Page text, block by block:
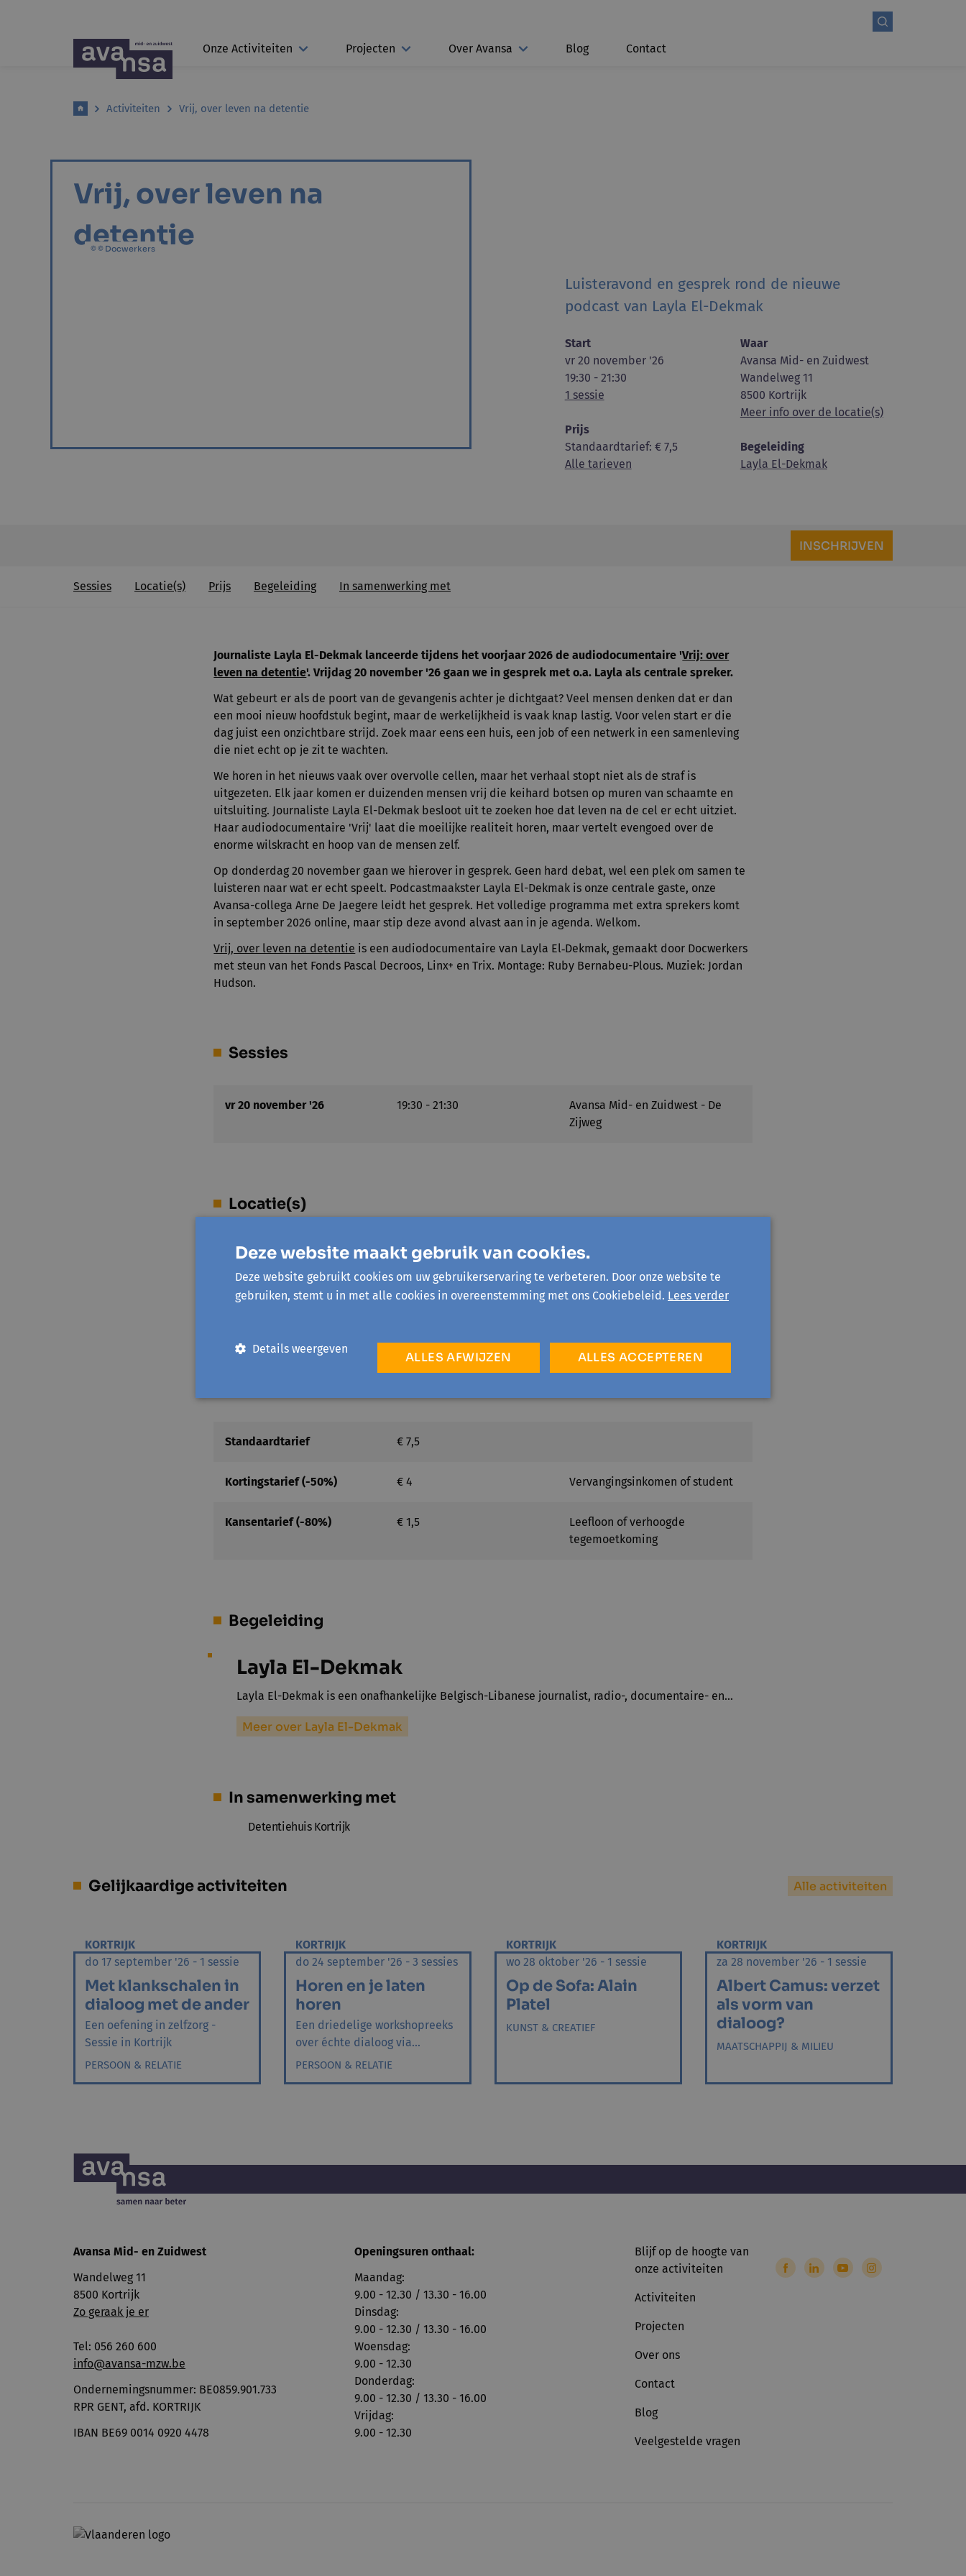
Onze Activiteiten Projecten Over Avansa Blog Contact
Activiteiten Vrij, over leven na detentie
Vrij, over leven na
detentie
© © Docwerkers
Luisteravond en gesprek rond de nieuwe
podcast van Layla El-Dekmak
Start
vr 20 november '26
19:30 - 21:30
1 sessie
Prijs
Standaardtarief: € 7,5
Alle tarieven
Waar
Avansa Mid- en Zuidwest
Wandelweg 11
8500 Kortrijk
Meer info over de locatie(s)
Begeleiding
Layla El-Dekmak
INSCHRIJVEN
Sessies Locatie(s) Prijs Begeleiding In samenwerking met
Journaliste Layla El-Dekmak lanceerde tijdens het voorjaar 2026 de audiodocumentaire 'Vrij: over
leven na detentie'. Vrijdag 20 november '26 gaan we in gesprek met o.a. Layla als centrale spreker.
Wat gebeurt er als de poort van de gevangenis achter je dichtgaat? Veel mensen denken dat er dan
een mooi nieuw hoofdstuk begint, maar de werkelijkheid is vaak knap lastig. Voor velen start er die
dag juist een onzichtbare strijd. Zoek maar eens een huis, een job of een netwerk in een samenleving
die niet echt op je zit te wachten.
We horen in het nieuws vaak over overvolle cellen, maar het verhaal stopt niet als de straf is
uitgezeten. Elk jaar komen er duizenden mensen vrij die keihard botsen op muren van schaamte en
uitsluiting. Journaliste Layla El-Dekmak besloot uit te zoeken hoe dat leven na de cel er echt uitziet.
Haar audiodocumentaire 'Vrij' laat die moeilijke realiteit horen, maar vertelt evengoed over de
enorme wilskracht en hoop van de mensen zelf.
Op donderdag 20 november gaan we hierover in gesprek. Geen hard debat, wel een plek om samen te
luisteren naar wat er echt speelt. Podcastmaakster Layla El-Dekmak is onze centrale gaste, onze
Avansa-collega Arne De Jaegere leidt het gesprek. Het volledige programma met extra sprekers komt
in september 2026 online, maar stip deze avond alvast aan in je agenda. Welkom.
Vrij, over leven na detentie is een audiodocumentaire van Layla El‑Dekmak, gemaakt door Docwerkers
met steun van het Fonds Pascal Decroos, Linx+ en Trix. Montage: Ruby Bernabeu-Plous. Muziek: Jordan
Hudson.
Sessies
vr 20 november '26 19:30 - 21:30
Avansa Mid- en Zuidwest - De
Zijweg
Locatie(s)
Avansa Mid- en Zuidwest
Wandelweg 11
8500 Kortrijk
Standaardtarief € 7,5
Kortingstarief (-50%) € 4 Vervangingsinkomen of student
Kansentarief (-80%) € 1,5
Leefloon of verhoogde
tegemoetkoming
Begeleiding
Layla El-Dekmak
Layla El-Dekmak is een onafhankelijke Belgisch-Libanese journalist, radio-, documentaire- en…
Meer over Layla El-Dekmak
In samenwerking met
Detentiehuis Kortrijk
Gelijkaardige activiteiten Alle activiteiten
KORTRIJK
do 17 september '26 - 1 sessie
Met klankschalen in
dialoog met de ander
Een oefening in zelfzorg -
Sessie in Kortrijk
PERSOON & RELATIE
KORTRIJK
do 24 september '26 - 3 sessies
Horen en je laten
horen
Een driedelige workshopreeks
over échte dialoog via...
PERSOON & RELATIE
KORTRIJK
wo 28 oktober '26 - 1 sessie
Op de Sofa: Alain
Platel
KUNST & CREATIEF
KORTRIJK
za 28 november '26 - 1 sessie
Albert Camus: verzet
als vorm van
dialoog?
MAATSCHAPPIJ & MILIEU
Avansa Mid- en Zuidwest
Wandelweg 11
8500 Kortrijk
Zo geraak je er
Tel: 056 260 600
info@avansa-mzw.be
Ondernemingsnummer: BE0859.901.733
RPR GENT, afd. KORTRIJK
IBAN BE69 0014 0920 4478
Openingsuren onthaal:
Maandag:
9.00 - 12.30 / 13.30 - 16.00
Dinsdag:
9.00 - 12.30 / 13.30 - 16.00
Woensdag:
9.00 - 12.30
Donderdag:
9.00 - 12.30 / 13.30 - 16.00
Vrijdag:
9.00 - 12.30
Blijf op de hoogte van
onze activiteiten
Activiteiten
Projecten
Over ons
Contact
Blog
Veelgestelde vragen
Deze website maakt gebruik van cookies.
Deze website gebruikt cookies om uw gebruikerservaring te verbeteren. Door onze website te
gebruiken, stemt u in met alle cookies in overeenstemming met ons Cookiebeleid. Lees verder
ALLES ACCEPTEREN
ALLES AFWIJZEN
Details weergeven